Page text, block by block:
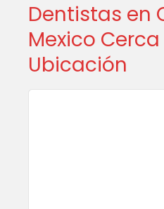
Dentistas en
Mexico
Ubicación